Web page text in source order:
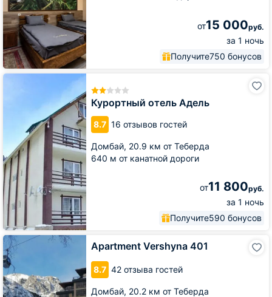
от15 000руб.
за 1 ночь
Получите750 бонусов
Курортный отель Адель
8.7 16 отзывов гостей
Домбай, 20.9 км от Теберда
640 м от канатной дороги
от11 800руб.
за 1 ночь
Получите590 бонусов
Курортный
Apartment Vershyna 401
8.7 42 отзыва гостей
Домбай, 20.2 км от Теберда
Apartment
Vershyna
401